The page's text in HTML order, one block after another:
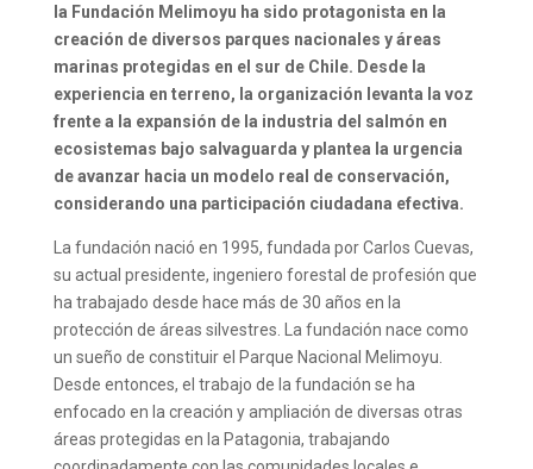
la Fundación Melimoyu ha sido protagonista en la
creación de diversos parques nacionales y áreas
marinas protegidas en el sur de Chile. Desde la
experiencia en terreno, la organización levanta la voz
frente a la expansión de la industria del salmón en
ecosistemas bajo salvaguarda y plantea la urgencia
de avanzar hacia un modelo real de conservación,
considerando una participación ciudadana efectiva.
La fundación nació en 1995, fundada por Carlos Cuevas,
su actual presidente, ingeniero forestal de profesión que
ha trabajado desde hace más de 30 años en la
protección de áreas silvestres. La fundación nace como
un sueño de constituir el Parque Nacional Melimoyu.
Desde entonces, el trabajo de la fundación se ha
enfocado en la creación y ampliación de diversas otras
áreas protegidas en la Patagonia, trabajando